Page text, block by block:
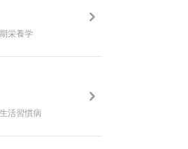
栄養学
活習慣病